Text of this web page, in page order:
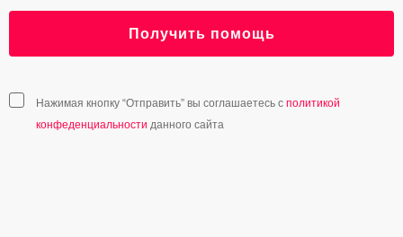
Получить помощь
Нажимая кнопку “Отправить” вы соглашаетесь с политикой
конфеденциальности данного сайта